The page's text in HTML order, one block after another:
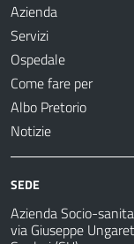
Azienda
Servizi
Ospedale
Come fare per
Albo Pretorio
Notizie
SEDE
Azienda Socio-
via Giuseppe